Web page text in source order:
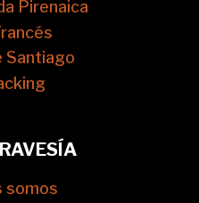
Pirenaica
Santiago
somos